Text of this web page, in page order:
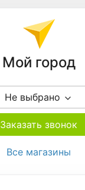
Мой город
Не выбрано
Заказать звонок
Все магазины